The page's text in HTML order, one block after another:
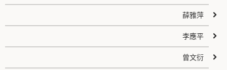
薛雅萍
李應平
曾文衍